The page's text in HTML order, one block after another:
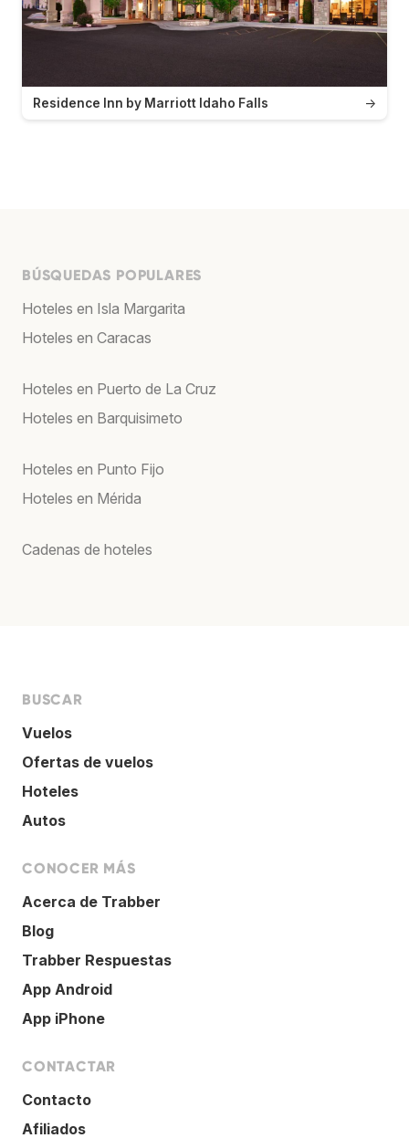
→
Residence Inn by Marriott Idaho Falls
BÚSQUEDAS POPULARES
Hoteles en Isla Margarita
Hoteles en Caracas
Hoteles en Puerto de La Cruz
Hoteles en Barquisimeto
Hoteles en Punto Fijo
Hoteles en Mérida
Cadenas de hoteles
BUSCAR
Vuelos
Ofertas de vuelos
Hoteles
Autos
CONOCER MÁS
Acerca de Trabber
Blog
Trabber Respuestas
App Android
App iPhone
CONTACTAR
Contacto
Afiliados